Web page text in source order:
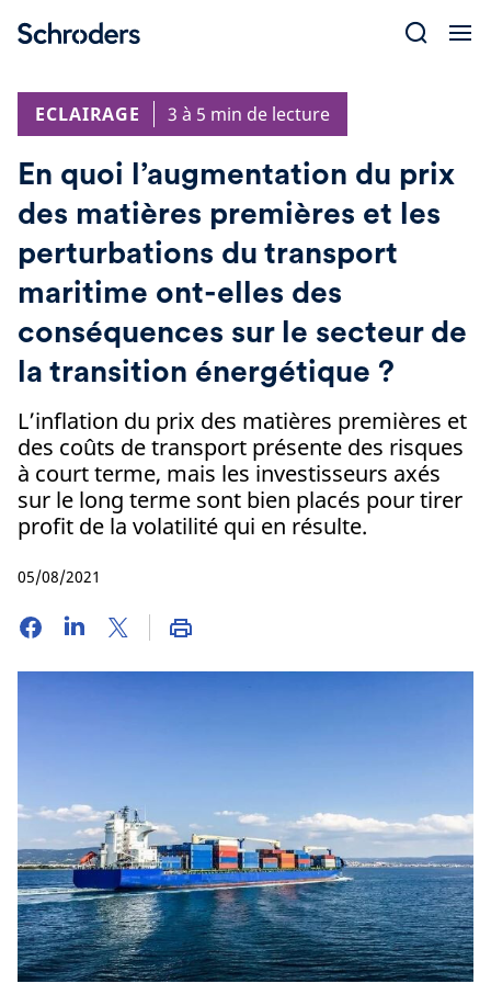
ECLAIRAGE
3 à 5 min de lecture
En quoi l’augmentation du prix
des matières premières et les
perturbations du transport
maritime ont-elles des
conséquences sur le secteur de
la transition énergétique ?
L’inflation du prix des matières premières et
des coûts de transport présente des risques
à court terme, mais les investisseurs axés
sur le long terme sont bien placés pour tirer
profit de la volatilité qui en résulte.
05/08/2021